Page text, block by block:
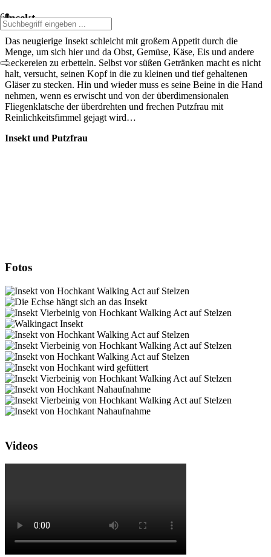
Insekt
Das neugierige Insekt schleicht mit großem Appetit durch die
Menge, um sich hier und da Obst, Gemüse, Käse, Eis und andere
Leckereien zu erbetteln. Selbst vor süßen Getränken macht es nicht
halt, versucht, seinen Kopf in die zu kleinen und tief gehaltenen
Gläser zu stecken. Hin und wieder muss es seine Beine in die Hand
nehmen, wenn es erwischt und von der überdimensionalen
Fliegenklatsche der überdrehten und frechen Putzfrau mit
Reinlichkeitsfimmel gejagt wird…
Insekt und Putzfrau
Fotos
Videos